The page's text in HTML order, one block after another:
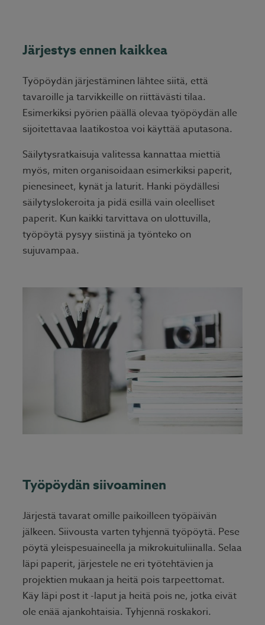
Järjestys ennen kaikkea
Työpöydän järjestäminen lähtee siitä, että
tavaroille ja tarvikkeille on riittävästi tilaa.
Esimerkiksi pyörien päällä olevaa työpöydän alle
sijoitettavaa laatikostoa voi käyttää aputasona.
Säilytysratkaisuja valitessa kannattaa miettiä
myös, miten organisoidaan esimerkiksi paperit,
pienesineet, kynät ja laturit. Hanki pöydällesi
säilytyslokeroita ja pidä esillä vain oleelliset
paperit. Kun kaikki tarvittava on ulottuvilla,
työpöytä pysyy siistinä ja työnteko on
sujuvampaa.
Työpöydän siivoaminen
Järjestä tavarat omille paikoilleen työpäivän
jälkeen. Siivousta varten tyhjennä työpöytä. Pese
pöytä yleispesuaineella ja mikrokuituliinalla. Selaa
läpi paperit, järjestele ne eri työtehtävien ja
projektien mukaan ja heitä pois tarpeettomat.
Käy läpi post it -laput ja heitä pois ne, jotka eivät
ole enää ajankohtaisia. Tyhjennä roskakori.